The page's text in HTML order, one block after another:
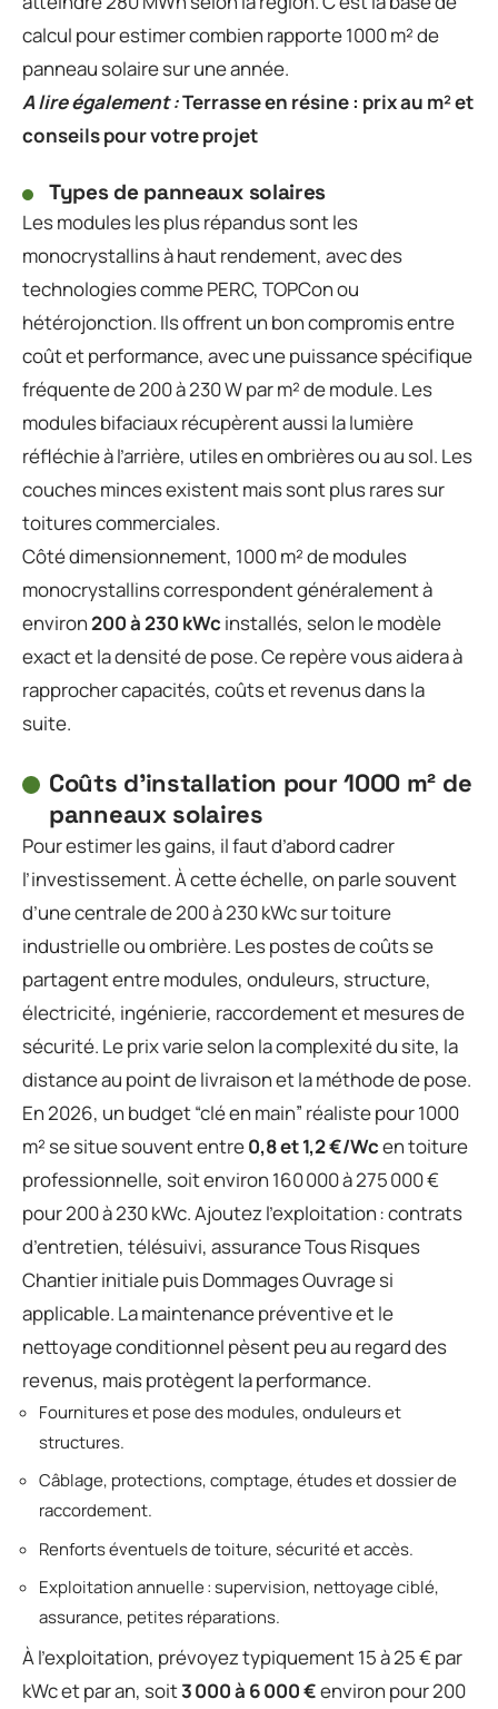
calcul pour estimer combien rapporte 1000 m² de
panneau solaire sur une année.
A lire également :Terrasse en résine : prix au m² et
conseils pour votre projet
Types de panneaux solaires
Les modules les plus répandus sont les
monocrystallins à haut rendement, avec des
technologies comme PERC, TOPCon ou
hétérojonction. Ils offrent un bon compromis entre
coût et performance, avec une puissance spécifique
fréquente de 200 à 230 W par m² de module. Les
modules bifaciaux récupèrent aussi la lumière
réfléchie à l’arrière, utiles en ombrières ou au sol. Les
couches minces existent mais sont plus rares sur
toitures commerciales.
Côté dimensionnement, 1000 m² de modules
monocrystallins correspondent généralement à
environ200 à 230 kWc installés, selon le modèle
exact et la densité de pose. Ce repère vous aidera à
rapprocher capacités, coûts et revenus dans la
suite.
Coûts d’installation pour 1000 m² de
panneaux solaires
Pour estimer les gains, il faut d’abord cadrer
l’investissement. À cette échelle, on parle souvent
d’une centrale de 200 à 230 kWc sur toiture
industrielle ou ombrière. Les postes de coûts se
partagent entre modules, onduleurs, structure,
électricité, ingénierie, raccordement et mesures de
sécurité. Le prix varie selon la complexité du site, la
distance au point de livraison et la méthode de pose.
En 2026, un budget “clé en main” réaliste pour 1000
m² se situe souvent entre0,8 et 1,2 €/Wcen toiture
professionnelle, soit environ 160 000 à 275 000 €
pour 200 à 230 kWc. Ajoutez l’exploitation : contrats
d’entretien, télésuivi, assurance Tous Risques
Chantier initiale puis Dommages Ouvrage si
applicable. La maintenance préventive et le
nettoyage conditionnel pèsent peu au regard des
revenus, mais protègent la performance.
Fournitures et pose des modules, onduleurs et
structures.
Câblage, protections, comptage, études et dossier de
raccordement.
Renforts éventuels de toiture, sécurité et accès.
Exploitation annuelle : supervision, nettoyage ciblé,
assurance, petites réparations.
À l’exploitation, prévoyez typiquement 15 à 25 € par
kWc et par an, soit3 000 à 6 000 €environ pour 200